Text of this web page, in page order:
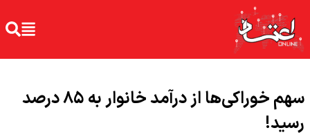
سهم خوراکی‌ها از درآمد خانوار به ۸۵ درصد
رسید!